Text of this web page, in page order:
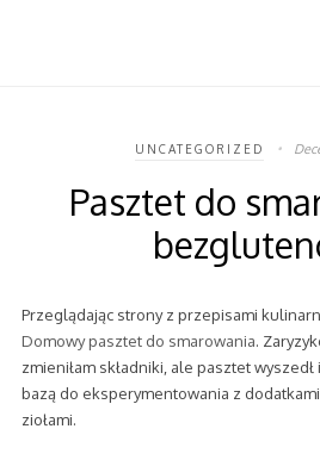
UNCATEGORIZED
Pasztet do
Przeglądając strony z przepisami
Domowy pasztet do smarowania.
zmieniłam składniki, ale pasztet wyszedł
bazą do eksperymentowania z
ziołami.